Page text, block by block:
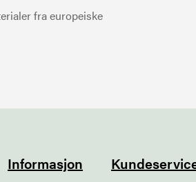
fra europeiske
Informasjon